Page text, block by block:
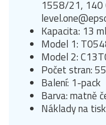
1558/21, 140
Kapacita: 13 ml
Model 1:
Model 2:
Počet stran:
Balení: 1-pack
Barva: matně
Náklady na